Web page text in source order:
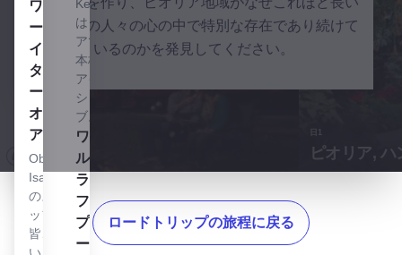
イリノイ州中部で時をさかのぼる
間、多くの人々の心の中で特別な存在であり続けて
いるのかを発見してください。
日1
ピオリア,
Kelleher's
はピオリ
アで最も
本格的な
アイリッ
シュ・パ
ブ。
ワイ
ルド
ライ
フ・
プレ
ーリ
ワイルドライフ・プレーリー・パークを見る
ワリ
ー＆
イー
タリ
ー - ピ
オリ
ア
Obed
Isaac's
のスタ
ッフは
皆、お
いしく
ロードトリップの旅程に戻る